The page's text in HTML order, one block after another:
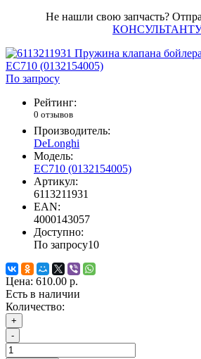
Не нашли свою запчасть?
По запросу
Рейтинг:
0 отзывов
Производитель:
DeLonghi
Модель:
EC710 (0132154005)
Артикул:
6113211931
EAN:
4000143057
Доступно:
По запросу10
Цена: 610.00 р.
Есть в наличии
Количество:
+
-